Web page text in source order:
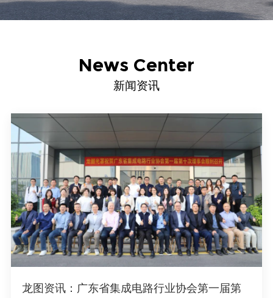
News Center
新闻资讯
龙图资讯：广东省集成电路行业协会第一届第